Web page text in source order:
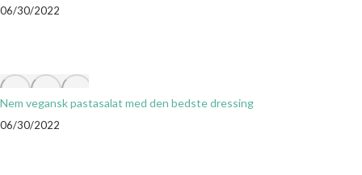
06/30/2022
Nem vegansk pastasalat med den bedste dressing
06/30/2022